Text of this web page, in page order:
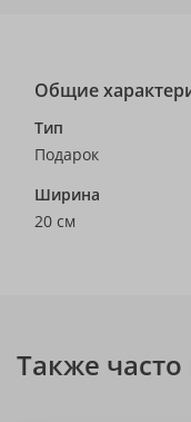
Общие
Тип
Подарок
Ширина
20 см
Также